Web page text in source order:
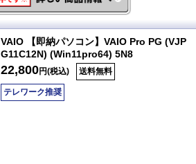
VAIO 【即納パソコン】VAIO Pro PG (VJP
G11C12N) (Win11pro64) 5N8
22,800円(税込) 送料無料
テレワーク推奨